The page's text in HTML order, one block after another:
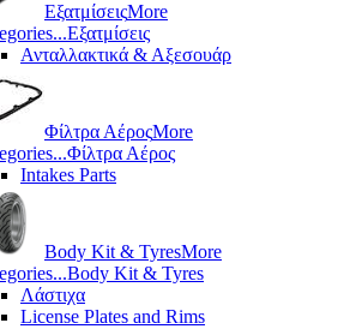
ΕξατμίσειςMore
Εξατμίσεις
Ανταλλακτικά & Αξεσουάρ
Φίλτρα ΑέροςMore
Φίλτρα Αέρος
Intakes Parts
Body Kit & TyresMore
Body Kit & Tyres
Λάστιχα
License Plates and Rims